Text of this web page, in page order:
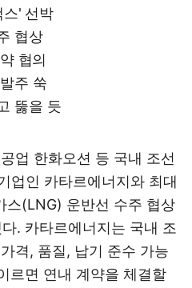
스' 선박
협상
협의
주 쑥
뚫을 듯
업 한화오션 등 국내 조선
업인 카타르에너지와 최대
스(LNG) 운반선 수주 협상
. 카타르에너지는 국내 조
격, 품질, 납기 준수 가능
르면 연내 계약을 체결할